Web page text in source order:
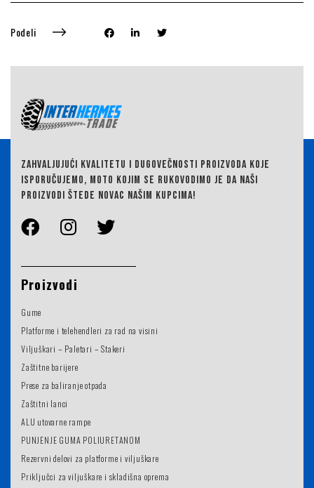
Podeli
ZAHVALJUJUĆI KVALITETU I DUGOVEČNOSTI PROIZVODA KOJE
ISPORUČUJEMO, MOTO KOJIM SE RUKOVODIMO JE DA NAŠI
PROIZVODI ŠTEDE NOVAC NAŠIM KUPCIMA!
Proizvodi
Gume
Platforme i telehendleri za rad na visini
Viljuškari – Paletari – Stakeri
Zaštitne barijere
Prese za baliranje otpada
Zaštitni lanci
ALU utovarne rampe
PUNJENJE GUMA POLIURETANOM
Rezervni delovi za platforme i viljuškare
Priključci za viljuškare i skladišna oprema